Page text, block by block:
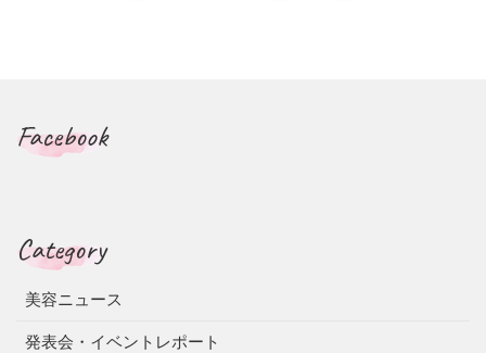
Facebook
Category
美容ニュース
発表会・イベントレポート